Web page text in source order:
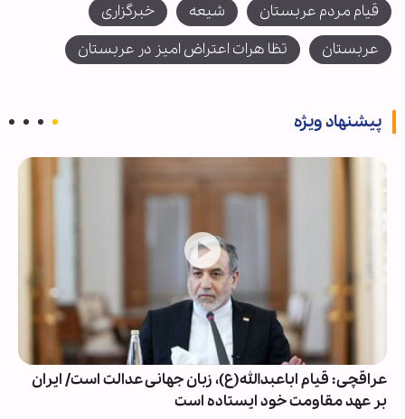
قیام مردم عربستان
شیعه
خبرگزاری
عربستان
تظا هرات اعتراض امیز در عربستان
پیشنهاد ویژه
عراقچی: قیام اباعبدالله(ع)، زبان جهانی عدالت است/ ایران
بر عهد مقاومت خود ایستاده است